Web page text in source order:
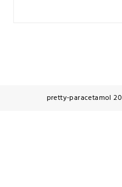
pretty-paracetamol